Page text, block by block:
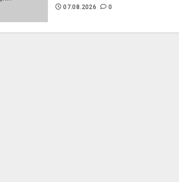
07.08.2026 0